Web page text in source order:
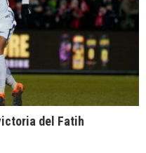
del Fatih